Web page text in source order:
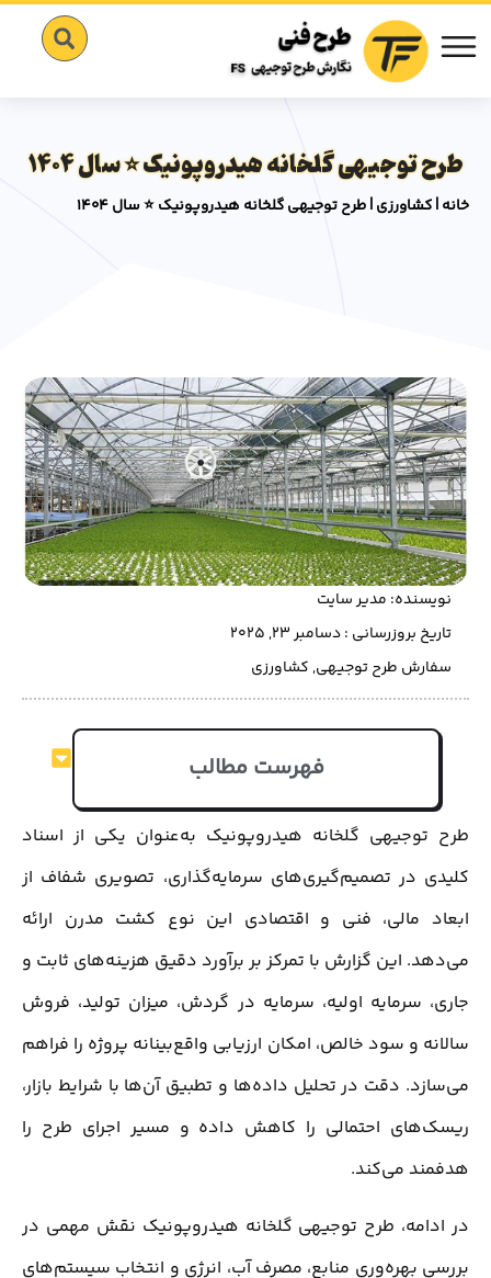
طرح توجیهی گلخانه هیدروپونیک ⭐️ سال 1404
خانه|کشاورزی|طرح توجیهی گلخانه هیدروپونیک ⭐️ سال 1404
نویسنده: مدیر سایت
تاریخ بروزرسانی : دسامبر 23, 2025
سفارش طرح توجیهی,کشاورزی
فهرست مطالب
طرح توجیهی گلخانه هیدروپونیک به‌عنوان یکی از اسناد
کلیدی در تصمیم‌گیری‌های سرمایه‌گذاری، تصویری شفاف از
ابعاد مالی، فنی و اقتصادی این نوع کشت مدرن ارائه
می‌دهد. این گزارش با تمرکز بر برآورد دقیق هزینه‌های ثابت و
جاری، سرمایه اولیه، سرمایه در گردش، میزان تولید، فروش
سالانه و سود خالص، امکان ارزیابی واقع‌بینانه پروژه را فراهم
می‌سازد. دقت در تحلیل داده‌ها و تطبیق آن‌ها با شرایط بازار،
ریسک‌های احتمالی را کاهش داده و مسیر اجرای طرح را
هدفمند می‌کند.
در ادامه، طرح توجیهی گلخانه هیدروپونیک نقش مهمی در
بررسی بهره‌وری منابع، مصرف آب، انرژی و انتخاب سیستم‌های